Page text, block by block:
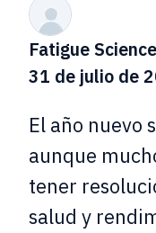
Fatigue Science
31 de julio de
El año nuevo
aunque
tener
salud y